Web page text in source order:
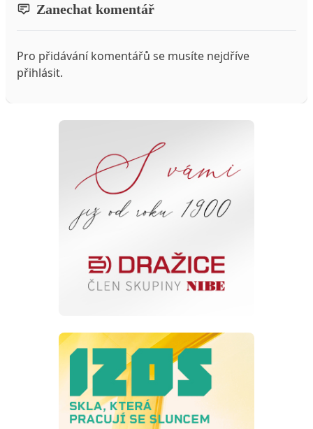
Zanechat komentář
Pro přidávání komentářů se musíte nejdříve
přihlásit.